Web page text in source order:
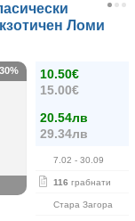
Ломи
10.50€
15.00€
20.54лв
29.34лв
7.02 - 30.09
116 грабнати
Стара Загора